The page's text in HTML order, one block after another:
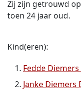
Zij zijn getrouwd op
toen 24 jaar oud.
Kind(eren):
Fedde
Janke Diemers